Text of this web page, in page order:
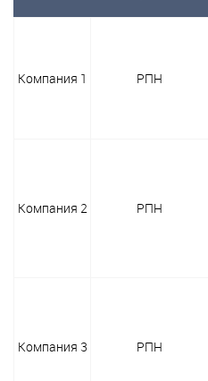
Компания 1 РПН
Компания 2 РПН
Компания 3 РПН